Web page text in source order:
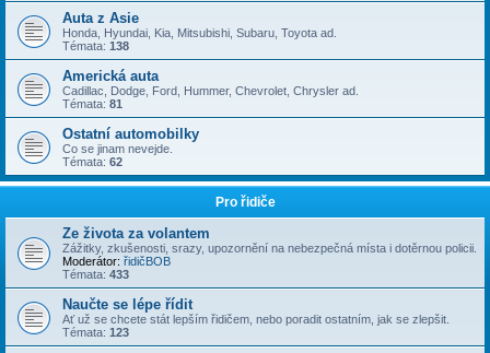
Auta z Asie
Honda, Hyundai, Kia, Mitsubishi, Subaru, Toyota ad.
Témata: 138
Americká auta
Cadillac, Dodge, Ford, Hummer, Chevrolet, Chrysler ad.
Témata: 81
Ostatní automobilky
Co se jinam nevejde.
Témata: 62
Pro řidiče
Ze života za volantem
Zážitky, zkušenosti, srazy, upozornění na nebezpečná místa i dotěrnou policii.
Moderátor: řidičBOB
Témata: 433
Naučte se lépe řídit
Ať už se chcete stát lepším řidičem, nebo poradit ostatním, jak se zlepšit.
Témata: 123